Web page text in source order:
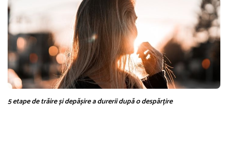
5 etape de trăire și depășire a durerii după o despărțire